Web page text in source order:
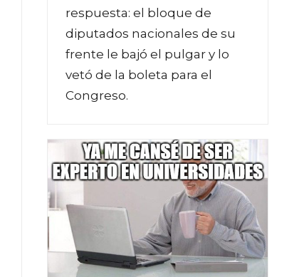
respuesta: el bloque de
diputados nacionales de su
frente le bajó el pulgar y lo
vetó de la boleta para el
Congreso.